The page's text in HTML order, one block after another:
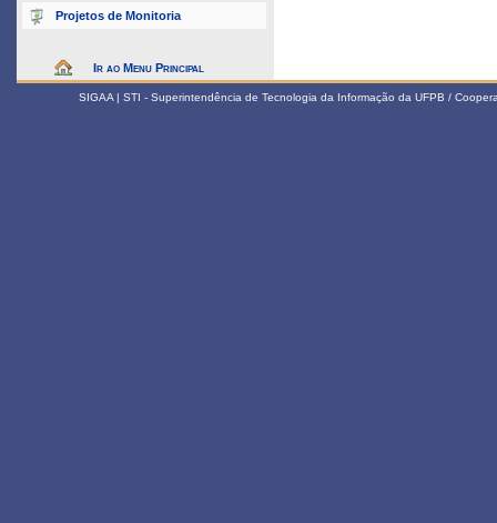
Projetos de Monitoria
Ir ao Menu Principal
SIGAA | STI - Superintendência de Tecnologia da Informação da UFPB /